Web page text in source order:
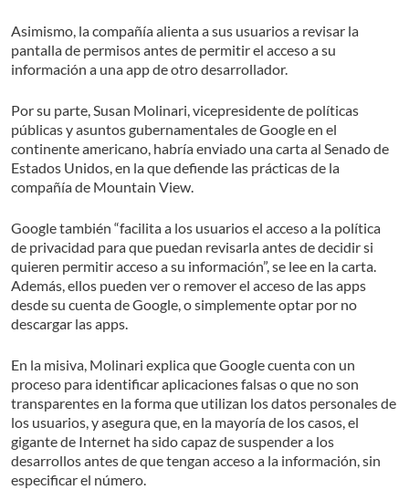
Asimismo, la compañía alienta a sus usuarios a revisar la
pantalla de permisos antes de permitir el acceso a su
información a una app de otro desarrollador.
Por su parte, Susan Molinari, vicepresidente de políticas
públicas y asuntos gubernamentales de Google en el
continente americano, habría enviado una carta al Senado de
Estados Unidos, en la que defiende las prácticas de la
compañía de Mountain View.
Google también “facilita a los usuarios el acceso a la política
de privacidad para que puedan revisarla antes de decidir si
quieren permitir acceso a su información”, se lee en la carta.
Además, ellos pueden ver o remover el acceso de las apps
desde su cuenta de Google, o simplemente optar por no
descargar las apps.
En la misiva, Molinari explica que Google cuenta con un
proceso para identificar aplicaciones falsas o que no son
transparentes en la forma que utilizan los datos personales de
los usuarios, y asegura que, en la mayoría de los casos, el
gigante de Internet ha sido capaz de suspender a los
desarrollos antes de que tengan acceso a la información, sin
especificar el número.